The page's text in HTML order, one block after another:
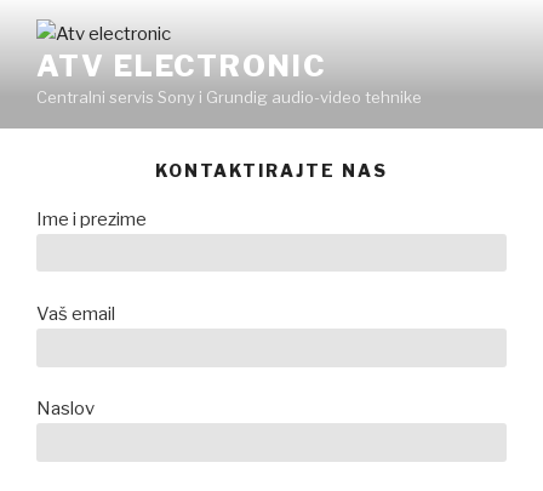
contentATV ELECTRONIC
Centralni servis Sony i Grundig audio-video tehnike
KONTAKTIRAJTE NAS
Ime i prezime
Vaš email
Naslov